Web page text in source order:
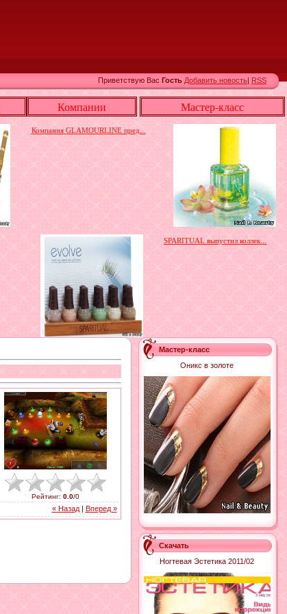
Приветствую Вас Гость Добавить новость| RSS
Компании Мастер-класс
Компания GLAMOURLINE пред...
SPARITUAL выпустил коллек...
Рейтинг: 0.0/0
« Назад| Вперед »
Мастер-класс
Оникс в золоте
Скачать
Ногтевая Эстетика 2011/02